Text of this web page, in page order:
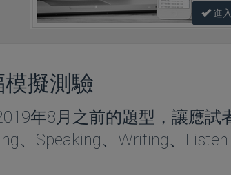
進
擬測驗
年8月之前的題型，讓應試
、Speaking、Writing、